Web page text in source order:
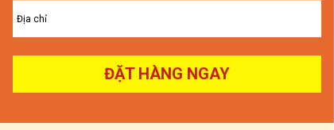
ĐẶT HÀNG NGAY